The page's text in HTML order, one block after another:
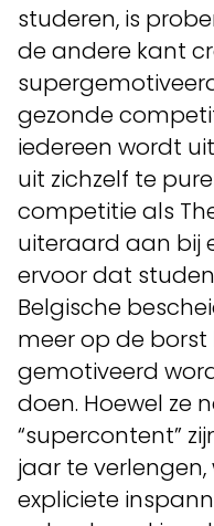
studeren, is
de andere kant
gezonde
iedereen wordt
uit zichzelf te
competitie als
uiteraard aan bij
ervoor dat
Belgische
meer op de
gemotiveerd
doen. Hoewel ze
“supercontent”
jaar te
expliciete